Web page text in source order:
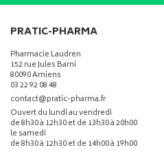
PRATIC-PHARMA
Pharmacie Laudren
152 rue Jules Barni
80090 Amiens
03 22 92 08 48
contact-
@-
pratic-pharma.fr
Ouvert du lundi au vendredi
de 8h30 à 12h30 et de 13h30 à 20h00
le samedi
de 8h30 à 12h30 et de 14h00 à 19h00